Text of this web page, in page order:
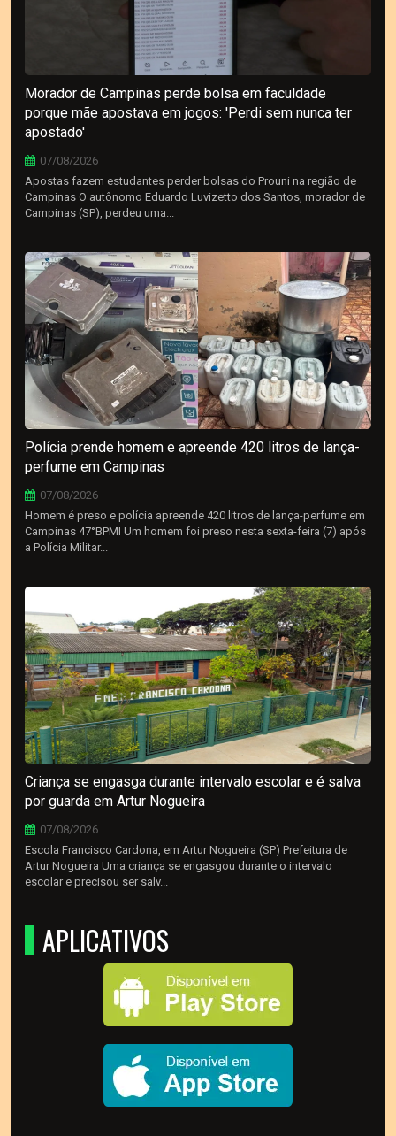
Morador de Campinas perde bolsa em faculdade
porque mãe apostava em jogos: 'Perdi sem nunca ter
apostado'
07/08/2026
Apostas fazem estudantes perder bolsas do Prouni na região de
Campinas O autônomo Eduardo Luvizetto dos Santos, morador de
Campinas (SP), perdeu uma...
Polícia prende homem e apreende 420 litros de lança-
perfume em Campinas
07/08/2026
Homem é preso e polícia apreende 420 litros de lança-perfume em
Campinas 47°BPMI Um homem foi preso nesta sexta-feira (7) após
a Polícia Militar...
Criança se engasga durante intervalo escolar e é salva
por guarda em Artur Nogueira
07/08/2026
Escola Francisco Cardona, em Artur Nogueira (SP) Prefeitura de
Artur Nogueira Uma criança se engasgou durante o intervalo
escolar e precisou ser salv...
APLICATIVOS